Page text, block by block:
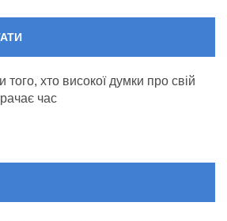
того, хто високої думки про свій
час